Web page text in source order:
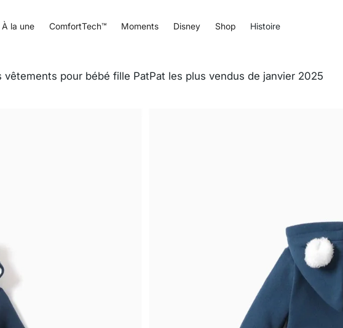
À la une ComfortTech™ Moments Disney Shop Histoire
vêtements pour bébé fille PatPat les plus vendus de janvier 2025